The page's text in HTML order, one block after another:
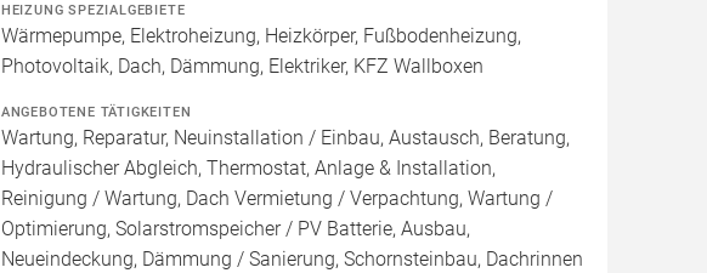
HEIZUNG SPEZIALGEBIETE
Wärmepumpe, Elektroheizung, Heizkörper, Fußbodenheizung,
Photovoltaik, Dach, Dämmung, Elektriker, KFZ Wallboxen
ANGEBOTENE TÄTIGKEITEN
Wartung, Reparatur, Neuinstallation / Einbau, Austausch, Beratung,
Hydraulischer Abgleich, Thermostat, Anlage & Installation,
Reinigung / Wartung, Dach Vermietung / Verpachtung, Wartung /
Optimierung, Solarstromspeicher / PV Batterie, Ausbau,
Neueindeckung, Dämmung / Sanierung, Schornsteinbau, Dachrinnen